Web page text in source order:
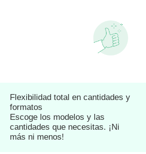
Flexibilidad total en cantidades y
formatos
Escoge los modelos y las
cantidades que necesitas. ¡Ni
más ni menos!